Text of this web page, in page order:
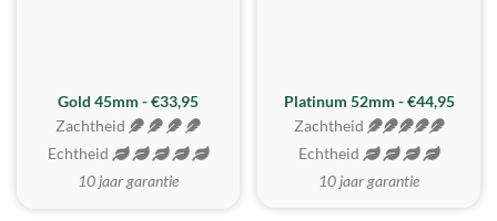
REALISTISCH
Gold 45mm - €33,95
Zachtheid
Echtheid
10 jaar garantie
ZACHTSTE
Platinum 52mm - €44,95
Zachtheid
Echtheid
10 jaar garantie